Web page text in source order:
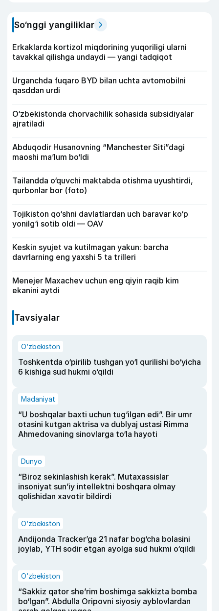
So‘nggi yangiliklar
Erkaklarda kortizol miqdorining yuqoriligi ularni
tavakkal qilishga undaydi — yangi tadqiqot
Urganchda fuqaro BYD bilan uchta avtomobilni
qasddan urdi
O‘zbekistonda chorvachilik sohasida subsidiyalar
ajratiladi
Abduqodir Husanovning “Manchester Siti”dagi
maoshi ma’lum bo‘ldi
Tailandda o‘quvchi maktabda otishma uyushtirdi,
qurbonlar bor (foto)
Tojikiston qo‘shni davlatlardan uch baravar ko‘p
yonilg‘i sotib oldi — OAV
Keskin syujet va kutilmagan yakun: barcha
davrlarning eng yaxshi 5 ta trilleri
Menejer Maxachev uchun eng qiyin raqib kim
ekanini aytdi
Tavsiyalar
O‘zbekiston
Toshkentda o‘pirilib tushgan yo‘l qurilishi bo‘yicha
6 kishiga sud hukmi o‘qildi
Madaniyat
“U boshqalar baxti uchun tug‘ilgan edi”. Bir umr
otasini kutgan aktrisa va dublyaj ustasi Rimma
Ahmedovaning sinovlarga to‘la hayoti
Dunyo
“Biroz sekinlashish kerak”. Mutaxassislar
insoniyat sun’iy intellektni boshqara olmay
qolishidan xavotir bildirdi
O‘zbekiston
Andijonda Tracker’ga 21 nafar bog‘cha bolasini
joylab, YTH sodir etgan ayolga sud hukmi o‘qildi
O‘zbekiston
“Sakkiz qator she’rim boshimga sakkizta bomba
bo‘lgan”. Abdulla Oripovni siyosiy ayblovlardan